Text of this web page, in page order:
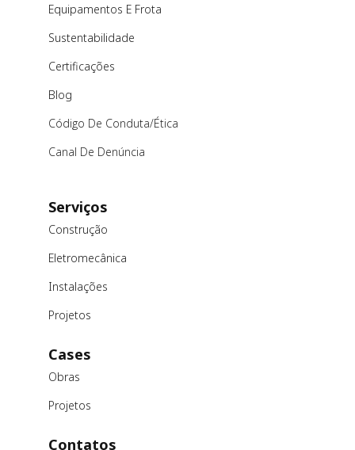
Equipamentos E Frota
Sustentabilidade
Certificações
Blog
Código De Conduta/ética
Canal De Denúncia
Serviços
Construção
Eletromecânica
Instalações
Projetos
Cases
Obras
Projetos
Contatos